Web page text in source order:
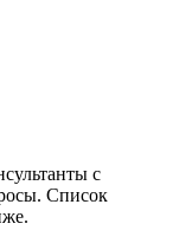
с
Список